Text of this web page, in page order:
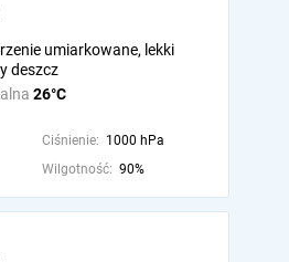
26°C
umiarkowane, lekki
deszcz
Ciśnienie: 1000 hPa
Wilgotność: 90%